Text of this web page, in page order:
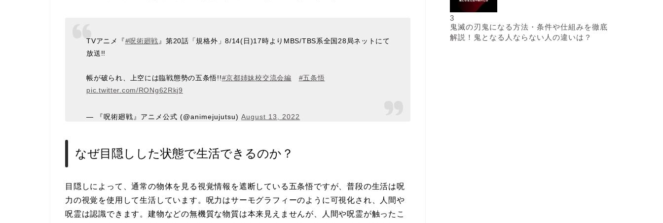
TVアニメ『#呪術廻戦 』第20話「規格外」8/14(日)17時よりMBS/TBS系全国28局ネットにて
放送!!
帳が破られ、上空には臨戦態勢の五条悟!!#京都姉妹校交流会編
#五条悟
pic.twitter.com/RONg62Rkj9
— 『呪術廻戦』アニメ公式 (@animejujutsu)August 13, 2022
なぜ目隠しした状態で生活できるのか？
目隠しによって、通常の物体を見る視覚情報を遮断している五条悟ですが、普段の生活は呪
力の視覚を使用して生活しています。呪力はサーモグラフィーのように可視化され、人間や
呪霊は認識できます。建物などの無機質な物質は本来見えませんが、人間や呪霊が触ったこ
3
鬼滅の刃鬼になる方法・条件や仕組みを徹底
解説！鬼となる人ならない人の違いは？